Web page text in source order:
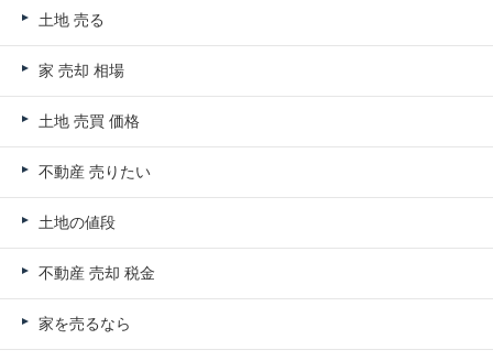
土地 売る
家 売却 相場
土地 売買 価格
不動産 売りたい
土地の値段
不動産 売却 税金
家を売るなら